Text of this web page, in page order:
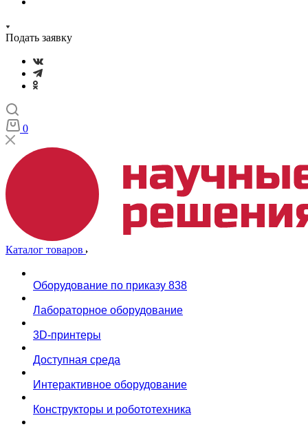
Подать заявку
0
Каталог товаров
Оборудование по приказу 838
Лабораторное оборудование
3D-принтеры
Доступная среда
Интерактивное оборудование
Конструкторы и робототехника